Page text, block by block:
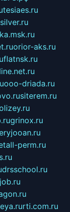
tesiaes.ru
orior-aks.ru
flatnsk.ru
ooo-driada.ru
siterem.ru
grinox.ru
perm.ru
drsschool.ru
rti.com.ru